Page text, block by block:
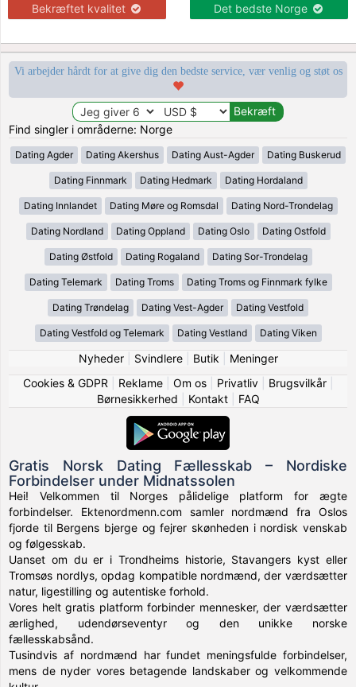
Bekræftet kvalitet Det bedste Norge
Vi arbejder hårdt for at give dig den bedste service, vær venlig og støt os
Find singler i områderne: Norge
Dating Agder Dating Akershus Dating Aust-Agder Dating Buskerud
Dating Finnmark Dating Hedmark Dating Hordaland
Dating Innlandet Dating Møre og Romsdal Dating Nord-Trondelag
Dating Nordland Dating Oppland Dating Oslo Dating Ostfold
Dating Østfold Dating Rogaland Dating Sor-Trondelag
Dating Telemark Dating Troms Dating Troms og Finnmark fylke
Dating Trøndelag Dating Vest-Agder Dating Vestfold
Dating Vestfold og Telemark Dating Vestland Dating Viken
Nyheder| Svindlere| Butik
Meninger
Cookies & GDPR
Reklame| Om os| Privatliv| Brugsvilkår|
Børnesikkerhed
Kontakt| FAQ
Gratis Norsk Dating Fællesskab – Nordiske
Forbindelser under Midnatssolen
Hei! Velkommen til Norges pålidelige platform for ægte
forbindelser. Ektenordmenn.com samler nordmænd fra Oslos
fjorde til Bergens bjerge og fejrer skønheden i nordisk venskab
og følgesskab.
Uanset om du er i Trondheims historie, Stavangers kyst eller
Tromsøs nordlys, opdag kompatible nordmænd, der værdsætter
natur, ligestilling og autentiske forhold.
Vores helt gratis platform forbinder mennesker, der værdsætter
ærlighed, udendørseventyr og den unikke norske
fællesskabsånd.
Tusindvis af nordmænd har fundet meningsfulde forbindelser,
mens de nyder vores betagende landskaber og velkommende